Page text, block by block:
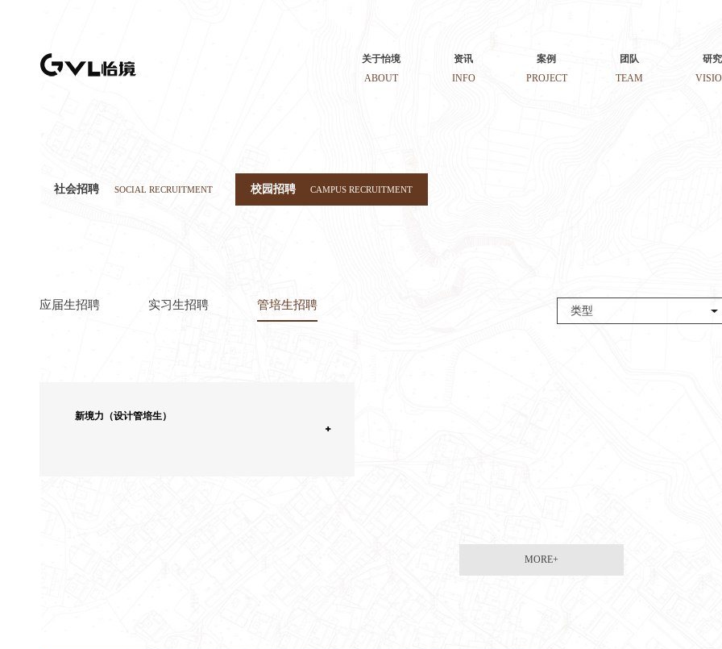
关于怡境
ABOUT
资讯
INFO
案例
PROJECT
团队
TEAM
研究
社会招聘 SOCIAL RECRUITMENT 校园招聘 CAMPUS RECRUITMENT
应届生招聘 实习生招聘 管培生招聘 类型
新境力（设计管培生）
MORE+